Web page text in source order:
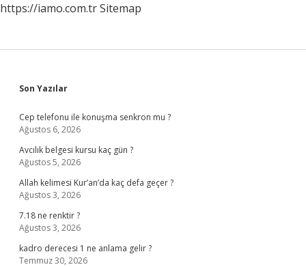
https://iamo.com.trSitemap
Sidebar
Son Yazılar
Cep telefonu ile konuşma senkron mu ?
Ağustos 6, 2026
Avcılık belgesi kursu kaç gün ?
Ağustos 5, 2026
Allah kelimesi Kur’an’da kaç defa geçer ?
Ağustos 3, 2026
7.18 ne renktir ?
Ağustos 3, 2026
kadro derecesi 1 ne anlama gelir ?
Temmuz 30, 2026